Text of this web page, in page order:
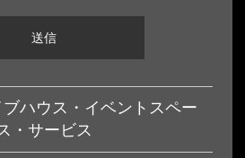
ハウス・イベントスペー
・サービス